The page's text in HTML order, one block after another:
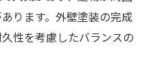
ります。外壁塗装の完成
性を考慮したバランスの